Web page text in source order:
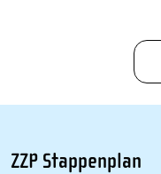
ZZP Stappenplan